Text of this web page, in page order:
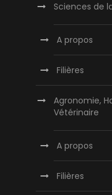
Sciences de
A propos
Filières
Agronomie,
Vétérinaire
A propos
Filières